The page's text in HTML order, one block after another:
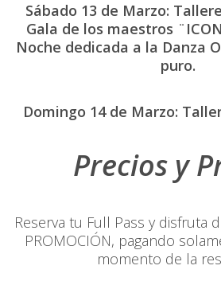
Sábado 13 de Marzo:
Gala de los maestros
Noche dedicada a la Danza
puro.
Domingo 14 de Marzo:
Precios y
Reserva tu Full Pass y disfruta
PROMOCIÓN, pagando
momento de la